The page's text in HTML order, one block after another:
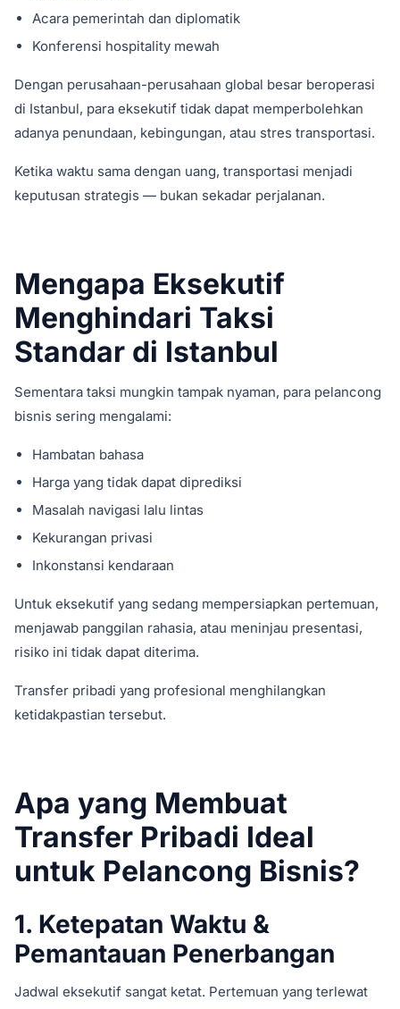
Acara pemerintah dan diplomatik
Konferensi hospitality mewah
Dengan perusahaan-perusahaan global besar beroperasi
di Istanbul, para eksekutif tidak dapat memperbolehkan
adanya penundaan, kebingungan, atau stres transportasi.
Ketika waktu sama dengan uang, transportasi menjadi
keputusan strategis — bukan sekadar perjalanan.
Mengapa Eksekutif
Menghindari Taksi
Standar di Istanbul
Sementara taksi mungkin tampak nyaman, para pelancong
bisnis sering mengalami:
Hambatan bahasa
Harga yang tidak dapat diprediksi
Masalah navigasi lalu lintas
Kekurangan privasi
Inkonstansi kendaraan
Untuk eksekutif yang sedang mempersiapkan pertemuan,
menjawab panggilan rahasia, atau meninjau presentasi,
risiko ini tidak dapat diterima.
Transfer pribadi yang profesional menghilangkan
ketidakpastian tersebut.
Apa yang Membuat
Transfer Pribadi Ideal
untuk Pelancong Bisnis?
1. Ketepatan Waktu &
Pemantauan Penerbangan
Jadwal eksekutif sangat ketat. Pertemuan yang terlewat